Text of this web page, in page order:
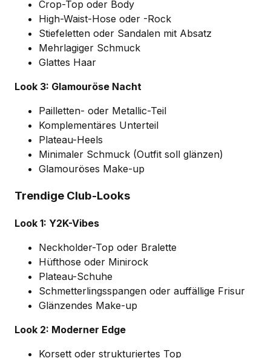
Crop-Top oder Body
High-Waist-Hose oder -Rock
Stiefeletten oder Sandalen mit Absatz
Mehrlagiger Schmuck
Glattes Haar
Look 3: Glamouröse Nacht
Pailletten- oder Metallic-Teil
Komplementäres Unterteil
Plateau-Heels
Minimaler Schmuck (Outfit soll glänzen)
Glamouröses Make-up
Trendige Club-Looks
Look 1: Y2K-Vibes
Neckholder-Top oder Bralette
Hüfthose oder Minirock
Plateau-Schuhe
Schmetterlingsspangen oder auffällige Frisur
Glänzendes Make-up
Look 2: Moderner Edge
Korsett oder strukturiertes Top